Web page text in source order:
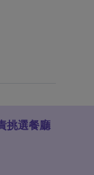
挑選餐廳